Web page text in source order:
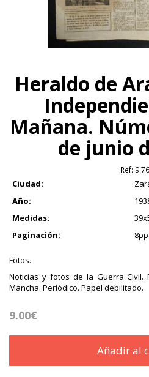
Heraldo de
Mañana.
de junio
Ref:
Ciudad:
Año:
Medidas:
Paginación:
8pp.
Fotos.
Noticias y fotos de la Guerra Civil.
Mancha. Periódico. Papel debilitado.
9.00€
Añadir al